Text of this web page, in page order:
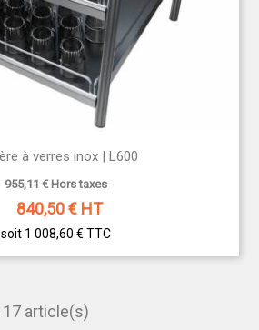
à verres inox | L600
955,11 € Hors taxes
840,50€ HT
soit 1 008,60 € TTC
article(s)